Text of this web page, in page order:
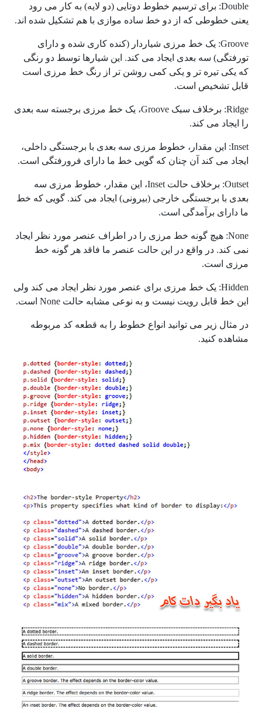
Double: برای ترسیم خطوط دوتایی (دو لایه) به کار می رود
یعنی خطوطی که از دو خط ساده موازی با هم تشکیل شده اند.
Groove: یک خط مرزی شیاردار (کنده کاری شده و دارای
تورفتگی) سه بعدی ایجاد می کند. این شیارها توسط دو رنگی
که یکی تیره تر و یکی کمی روشن تر از رنگ خط مرزی است
قابل تشخیص است.
Ridge: برخلاف سبک Groove، یک خط مرزی برجسته سه بعدی
را ایجاد می کند.
Inset: این مقدار، خطوط مرزی سه بعدی با برجستگی داخلی،
ایجاد می کند آن چنان که گویی خط ما دارای فرورفتگی است.
Outset: برخلاف حالت Inset، این مقدار، خطوط مرزی سه
بعدی با برجستگی خارجی (بیرونی) ایجاد می کند. گویی که خط
ما دارای برآمدگی است.
None: هیچ گونه خط مرزی را در اطراف عنصر مورد نظر ایجاد
نمی کند. در واقع در این حالت عنصر ما فاقد هر گونه خط
مرزی است.
Hidden: یک خط مرزی برای عنصر مورد نظر ایجاد می کند ولی
این خط قابل رویت نیست و به نوعی مشابه حالت None است.
در مثال زیر می توانید انواع خطوط را به قطعه کد مربوطه
مشاهده کنید.